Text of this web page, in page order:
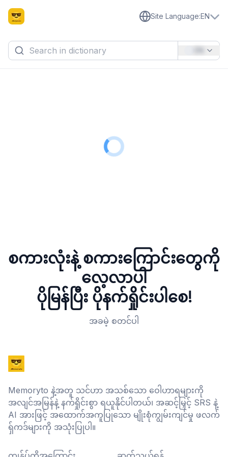
Site Language:EN
စကားလုံးနဲ့ စကားကြောင်းတွေကို
လေ့လာပါ
ပိုမြန်ပြီး ပိုနက်ရှိုင်းပါစေ!
အခမဲ့ စတင်ပါ
Memoryto နဲ့အတူ သင်ဟာ အသစ်သော ဝေါဟာရများကို
အလျင်အမြန်နဲ့ နက်ရှိုင်းစွာ ရယူနိုင်ပါတယ်၊ အဆင့်မြှင့် SRS နဲ့
AI အားဖြင့် အထောက်အကူပြုသော မျိုးစုံကျွမ်းကျင်မှု ဖလက်
ရှ်ကဒ်များကို အသုံးပြုပါ။